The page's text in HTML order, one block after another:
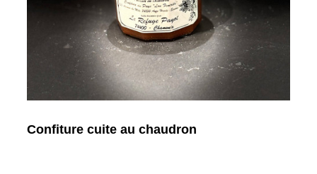
Confiture cuite au chaudron